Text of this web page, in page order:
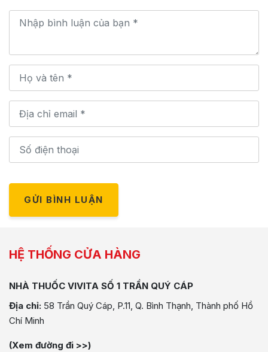
GỬI BÌNH LUẬN
HỆ THỐNG CỬA HÀNG
NHÀ THUỐC VIVITA SỐ 1 TRẦN QUÝ CÁP
Địa chỉ: 58 Trần Quý Cáp, P.11, Q. Bình Thạnh, Thành phố Hồ
Chí Minh
(Xem đường đi >>)